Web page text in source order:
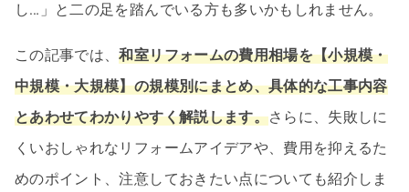
し…」と二の足を踏んでいる方も多いかもしれません。
この記事では、和室リフォームの費用相場を【小規模・
中規模・大規模】の規模別にまとめ、具体的な工事内容
とあわせてわかりやすく解説します。さらに、失敗しに
くいおしゃれなリフォームアイデアや、費用を抑えるた
めのポイント、注意しておきたい点についても紹介しま